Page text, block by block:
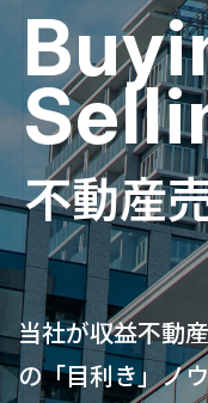
不動産
当社が収益不動
の「目利き」ノ